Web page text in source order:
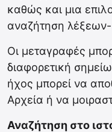
καθώς και μια
αναζήτηση
Οι μεταγραφές
διαφορετική
ήχος μπορεί να
Αρχεία ή να
Αναζήτηση στο